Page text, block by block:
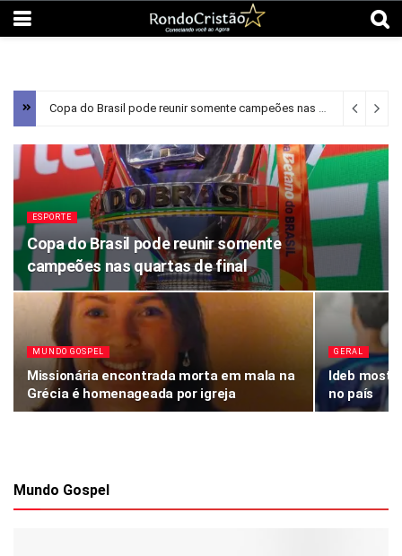
Copa do Brasil pode reunir somente campeões nas quartas de final
ESPORTE
Copa do Brasil pode reunir somente
campeões nas quartas de final
MUNDO GOSPEL
Missionária encontrada morta em mala na
Grécia é homenageada por igreja
GERAL
Ideb
no país
Mundo Gospel